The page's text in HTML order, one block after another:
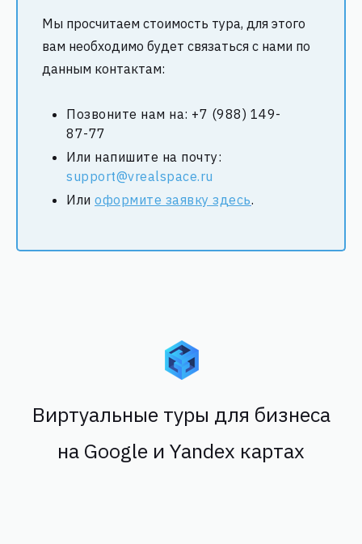
Мы просчитаем стоимость тура, для этого
вам необходимо будет связаться с нами по
данным контактам:
Позвоните нам на: +7 (988) 149-
87-77
Или напишите на почту:
support@vrealspace.ru
Или оформите заявку здесь.
Виртуальные туры для бизнеса
на Google и Yandex картах